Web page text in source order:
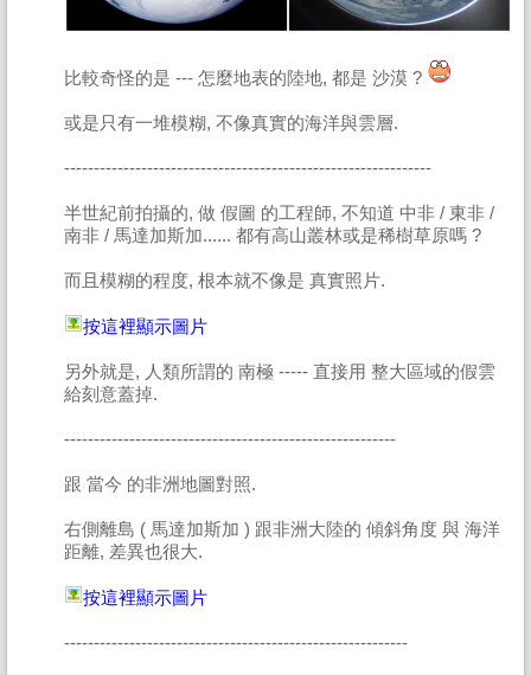
比較奇怪的是 --- 怎麼地表的陸地, 都是 沙漠 ?
或是只有一堆模糊, 不像真實的海洋與雲層.
--------------------------------------------------------------
半世紀前拍攝的, 做 假圖 的工程師, 不知道 中非 / 東非 /
南非 / 馬達加斯加...... 都有高山叢林或是稀樹草原嗎 ?
而且模糊的程度, 根本就不像是 真實照片.
按這裡顯示圖片
另外就是, 人類所謂的 南極 ----- 直接用 整大區域的假雲
給刻意蓋掉.
--------------------------------------------------------
跟 當今 的非洲地圖對照.
右側離島 ( 馬達加斯加 ) 跟非洲大陸的 傾斜角度 與 海洋
距離, 差異也很大.
按這裡顯示圖片
----------------------------------------------------------